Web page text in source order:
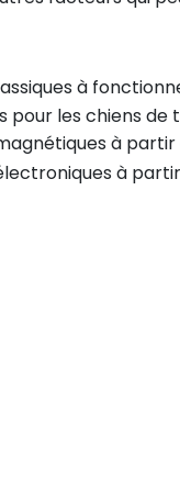
à
pour les chiens
à partir
à partir